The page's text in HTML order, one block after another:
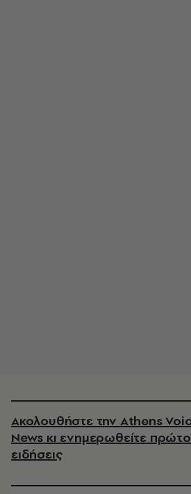
Ακολουθήστε την Athens
News κι ενημερωθείτε
ειδήσεις